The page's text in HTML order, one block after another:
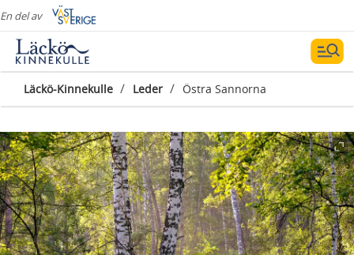
En del av
Läckö-Kinnekulle / Leder / Östra Sannorna